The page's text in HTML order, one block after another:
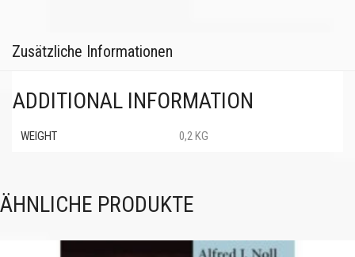
Zusätzliche Informationen
ADDITIONAL INFORMATION
WEIGHT 0,2 KG
ÄHNLICHE PRODUKTE